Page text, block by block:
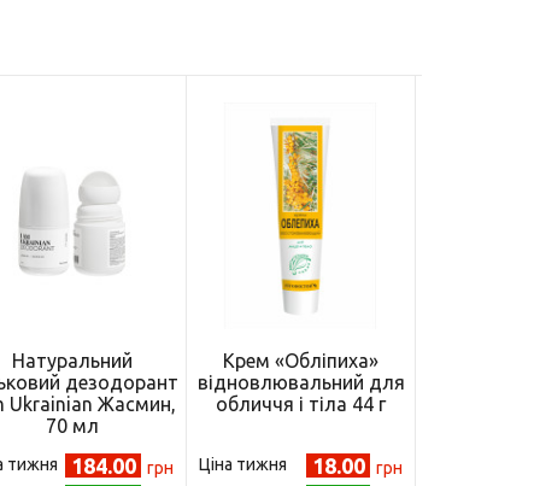
Натуральний
дезодорант
Ukrainian Жасмин,
70 мл
тижня 184.00 грн
Крем «Обліпиха»
відновлювальний для
обличчя і тіла 44 г
Ціна тижня 18.00 грн